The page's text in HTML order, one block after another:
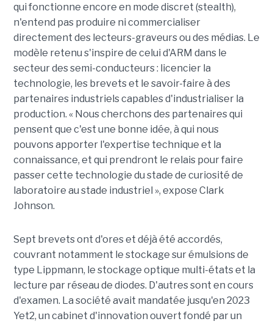
qui fonctionne encore en mode discret (stealth),
n'entend pas produire ni commercialiser
directement des lecteurs-graveurs ou des médias. Le
modèle retenu s'inspire de celui d'ARM dans le
secteur des semi-conducteurs : licencier la
technologie, les brevets et le savoir-faire à des
partenaires industriels capables d'industrialiser la
production. « Nous cherchons des partenaires qui
pensent que c'est une bonne idée, à qui nous
pouvons apporter l'expertise technique et la
connaissance, et qui prendront le relais pour faire
passer cette technologie du stade de curiosité de
laboratoire au stade industriel », expose Clark
Johnson.
Sept brevets ont d'ores et déjà été accordés,
couvrant notamment le stockage sur émulsions de
type Lippmann, le stockage optique multi-états et la
lecture par réseau de diodes. D'autres sont en cours
d'examen. La société avait mandatée jusqu'en 2023
Yet2, un cabinet d'innovation ouvert fondé par un